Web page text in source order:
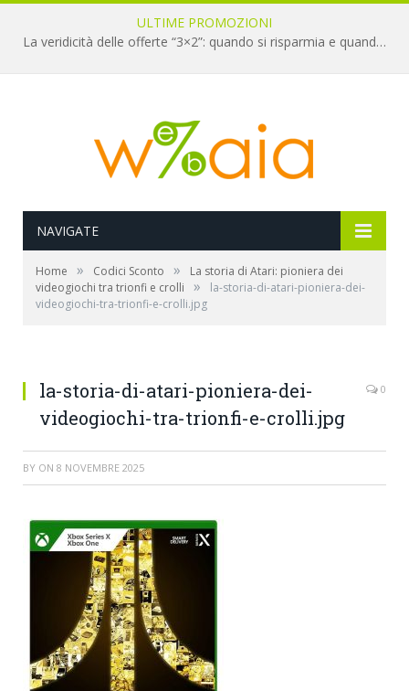
ULTIME PROMOZIONI
La veridicità delle offerte “3×2”: quando si risparmia e quando è un’illusione
NAVIGATE
Home » Codici Sconto »
La storia di Atari: pioniera dei
videogiochi tra trionfi e crolli
»
la-storia-di-atari-pioniera-dei-
videogiochi-tra-trionfi-e-crolli.jpg
la-storia-di-atari-pioniera-dei-
videogiochi-tra-trionfi-e-crolli.jpg
0
BY ON 8 NOVEMBRE 2025